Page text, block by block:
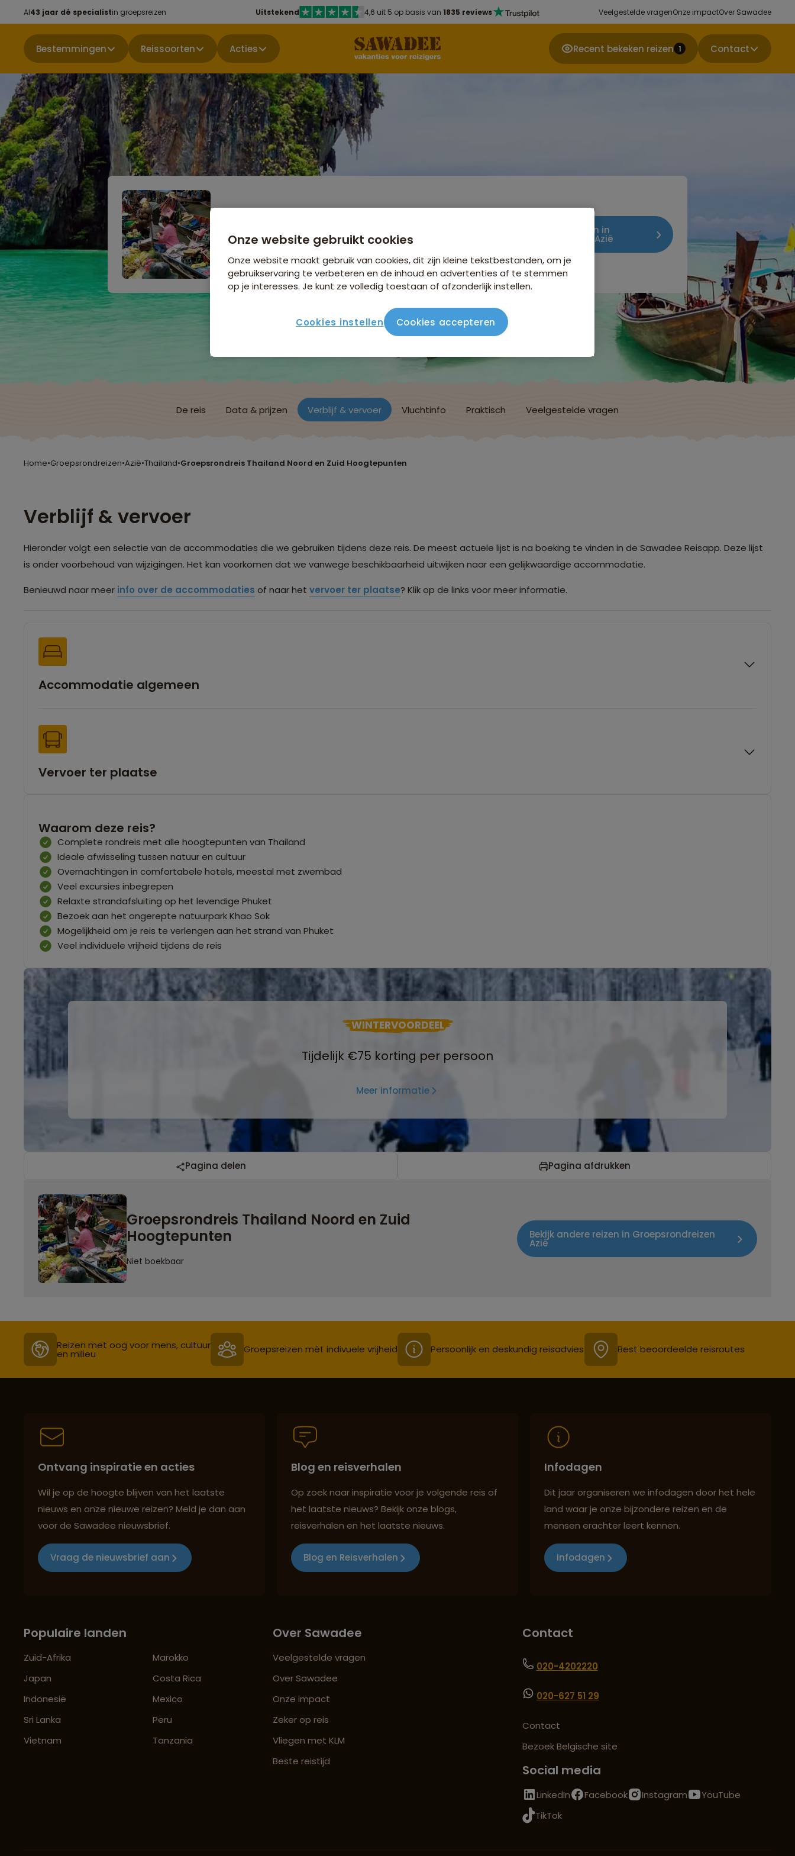
Al43 jaar dé specialistin groepsreizen Uitstekend 4,6 uit 5 op basis van 1835 reviews Veelgestelde vragenOnze impactOver Sawadee
Bestemmingen Reissoorten Acties Recent bekeken reizen 1 Contact
Groepsrondreis Thailand Noord en Zuid
Hoogtepunten
Niet boekbaar
Bekijk andere reizen in
Groepsrondreizen Azië
De reis Data & prijzen Verblijf & vervoer Vluchtinfo Praktisch Veelgestelde vragen
Home•Groepsrondreizen•Azië•Thailand•Groepsrondreis Thailand Noord en Zuid Hoogtepunten
Verblijf & vervoer
Hieronder volgt een selectie van de accommodaties die we gebruiken tijdens deze reis. De meest actuele lijst is na boeking te vinden in de Sawadee Reisapp. Deze lijst
is onder voorbehoud van wijzigingen. Het kan voorkomen dat we vanwege beschikbaarheid uitwijken naar een gelijkwaardige accommodatie.
Benieuwd naar meer info over de accommodaties of naar het vervoer ter plaatse? Klik op de links voor meer informatie.
Accommodatie algemeen
Vervoer ter plaatse
Waarom deze reis?
Complete rondreis met alle hoogtepunten van Thailand
Ideale afwisseling tussen natuur en cultuur
Overnachtingen in comfortabele hotels, meestal met zwembad
Veel excursies inbegrepen
Relaxte strandafsluiting op het levendige Phuket
Bezoek aan het ongerepte natuurpark Khao Sok
Mogelijkheid om je reis te verlengen aan het strand van Phuket
Veel individuele vrijheid tijdens de reis
WINTERVOORDEEL
Tijdelijk €75 korting per persoon
Meer informatie
Pagina delen Pagina afdrukken
Groepsrondreis Thailand Noord en Zuid
Hoogtepunten
Niet boekbaar
Bekijk andere reizen in Groepsrondreizen
Azië
Reizen met oog voor mens, cultuur
en milieu Groepsreizen mét indivuele vrijheid Persoonlijk en deskundig reisadvies Best beoordeelde reisroutes
Ontvang inspiratie en acties
Wil je op de hoogte blijven van het laatste
nieuws en onze nieuwe reizen? Meld je dan aan
voor de Sawadee nieuwsbrief.
Vraag de nieuwsbrief aan
Blog en reisverhalen
Op zoek naar inspiratie voor je volgende reis of
het laatste nieuws? Bekijk onze blogs,
reisverhalen en het laatste nieuws.
Blog en Reisverhalen
Infodagen
Dit jaar organiseren we infodagen door het hele
land waar je onze bijzondere reizen en de
mensen erachter leert kennen.
Infodagen
Populaire landen
Zuid-Afrika
Japan
Indonesië
Sri Lanka
Vietnam
Marokko
Costa Rica
Mexico
Peru
Tanzania
Over Sawadee
Veelgestelde vragen
Over Sawadee
Onze impact
Zeker op reis
Vliegen met KLM
Beste reistijd
Contact
020-4202220
020-627 51 29
Contact
Bezoek Belgische site
Social media
LinkedIn Facebook Instagram
YouTube
TikTok
Onze website gebruikt cookies
Onze website maakt gebruik van cookies, dit zijn kleine tekstbestanden, om je
gebruikservaring te verbeteren en de inhoud en advertenties af te stemmen
op je interesses. Je kunt ze volledig toestaan of afzonderlijk instellen.
Cookies instellen Cookies accepteren